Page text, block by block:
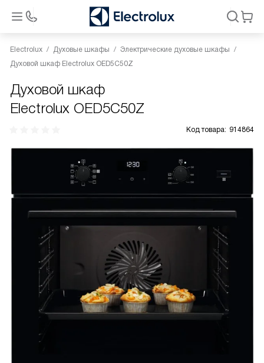
Electrolux Духовые шкафы
Электрические духовые шкафы
Духовой шкаф Electrolux OED5C50Z
Духовой шкаф
Electrolux OED5C50Z
Код товара: 914864